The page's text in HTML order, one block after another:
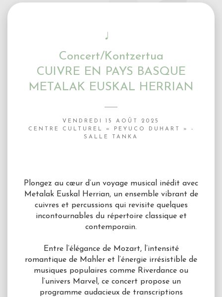
♩
Concert/Kontzertua
CUIVRE EN PAYS BASQUE
METALAK EUSKAL HERRIAN
VENDREDI 15 AOÛT 2025
CENTRE CULTUREL « PEYUCO DUHART » -
SALLE TANKA
Plongez au cœur d’un voyage musical inédit avec
Metalak Euskal Herrian, un ensemble vibrant de
cuivres et percussions qui revisite quelques
incontournables du répertoire classique et
contemporain.
Entre l’élégance de Mozart, l’intensité
romantique de Mahler et l’énergie irrésistible de
musiques populaires comme Riverdance ou
l’univers Marvel, ce concert propose un
programme audacieux de transcriptions